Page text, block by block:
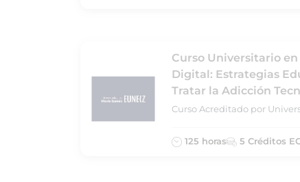
Curso Universitario
Digital: Estrategias
Tratar la Adicción
Curso Acreditado por
125 horas 5 Créditos